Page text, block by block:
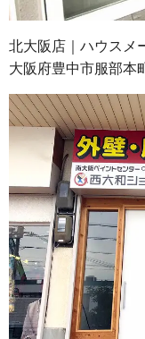
北大阪店｜ハウスメ
大阪府豊中市服部本